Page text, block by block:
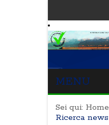
MENU
Sei qui: Home
Ricerca news